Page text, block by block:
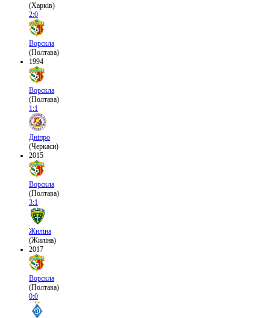
(Харків)
2:0
Ворскла
(Полтава)
1994
Ворскла
(Полтава)
1:1
Дніпро
(Черкаси)
2015
Ворскла
(Полтава)
3:1
Жиліна
(Жиліна)
2017
Ворскла
(Полтава)
0:0